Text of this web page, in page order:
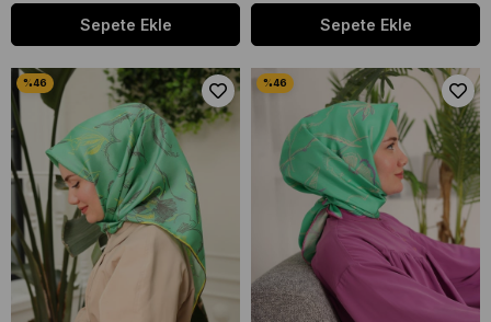
Sepete Ekle Sepete Ekle